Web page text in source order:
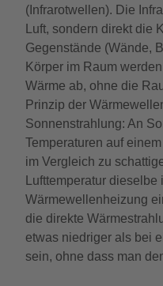
(Infrarotwellen). Die
Luft, sondern direkt die
Gegenstände (Wände,
Körper im Raum
Wärme ab, ohne die
Prinzip der
Sonnenstrahlung: An
Temperaturen auf
im Vergleich zu
Lufttemperatur
Wärmewellenheizung
die direkte
etwas niedriger als bei
sein, ohne dass man